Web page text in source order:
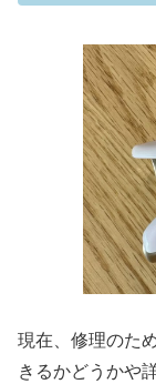
現在、修理のた
きるかどうかや